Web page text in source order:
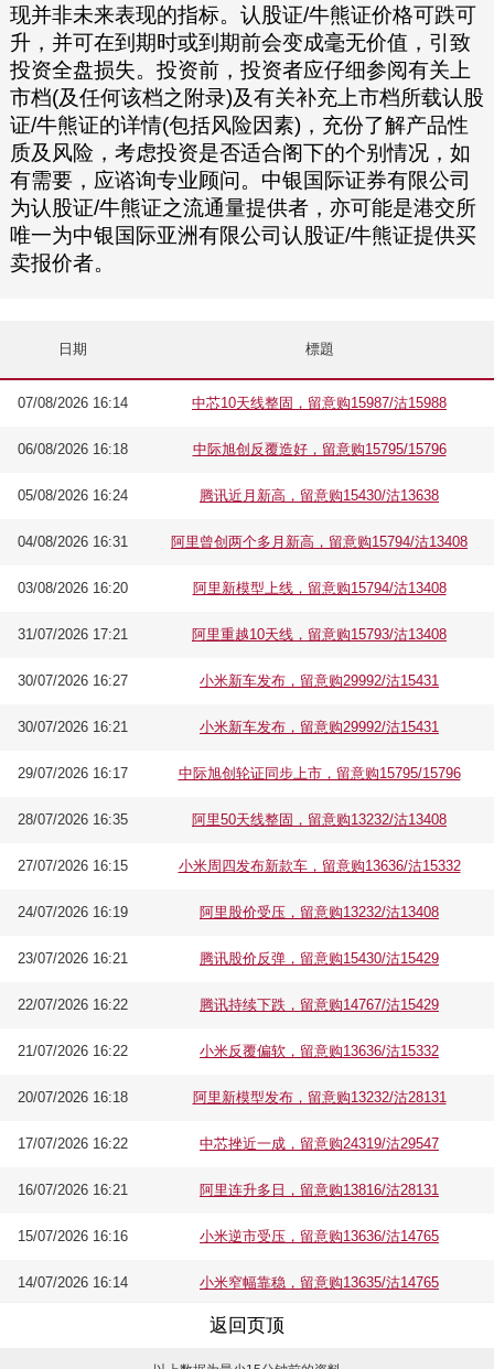
现并非未来表现的指标。认股证/牛熊证价格可跌可
升，并可在到期时或到期前会变成毫无价值，引致
投资全盘损失。投资前，投资者应仔细参阅有关上
市档(及任何该档之附录)及有关补充上市档所载认股
证/牛熊证的详情(包括风险因素)，充份了解产品性
质及风险，考虑投资是否适合阁下的个别情况，如
有需要，应谘询专业顾问。中银国际证券有限公司
为认股证/牛熊证之流通量提供者，亦可能是港交所
唯一为中银国际亚洲有限公司认股证/牛熊证提供买
卖报价者。
日期 標題
07/08/2026 16:14 中芯10天线整固，留意购15987/沽15988
06/08/2026 16:18 中际旭创反覆造好，留意购15795/15796
05/08/2026 16:24 腾讯近月新高，留意购15430/沽13638
04/08/2026 16:31 阿里曾创两个多月新高，留意购15794/沽13408
03/08/2026 16:20 阿里新模型上线，留意购15794/沽13408
31/07/2026 17:21 阿里重越10天线，留意购15793/沽13408
30/07/2026 16:27 小米新车发布，留意购29992/沽15431
30/07/2026 16:21 小米新车发布，留意购29992/沽15431
29/07/2026 16:17 中际旭创轮证同步上市，留意购15795/15796
28/07/2026 16:35 阿里50天线整固，留意购13232/沽13408
27/07/2026 16:15 小米周四发布新款车，留意购13636/沽15332
24/07/2026 16:19 阿里股价受压，留意购13232/沽13408
23/07/2026 16:21 腾讯股价反弹，留意购15430/沽15429
22/07/2026 16:22 腾讯持续下跌，留意购14767/沽15429
21/07/2026 16:22 小米反覆偏软，留意购13636/沽15332
20/07/2026 16:18 阿里新模型发布，留意购13232/沽28131
17/07/2026 16:22 中芯挫近一成，留意购24319/沽29547
16/07/2026 16:21 阿里连升多日，留意购13816/沽28131
15/07/2026 16:16 小米逆市受压，留意购13636/沽14765
14/07/2026 16:14 小米窄幅靠稳，留意购13635/沽14765
返回页顶